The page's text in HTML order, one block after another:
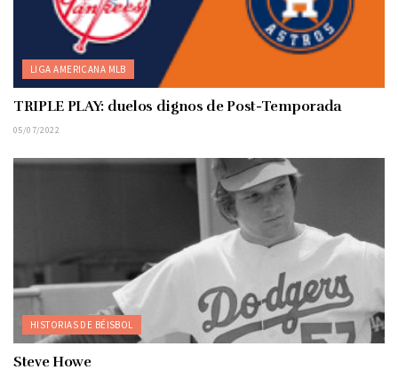
LIGA AMERICANA MLB
TRIPLE PLAY: duelos dignos de Post-Temporada
05/07/2022
HISTORIAS DE BÉISBOL
Steve Howe